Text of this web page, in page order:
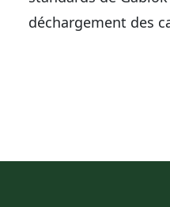
déchargement des